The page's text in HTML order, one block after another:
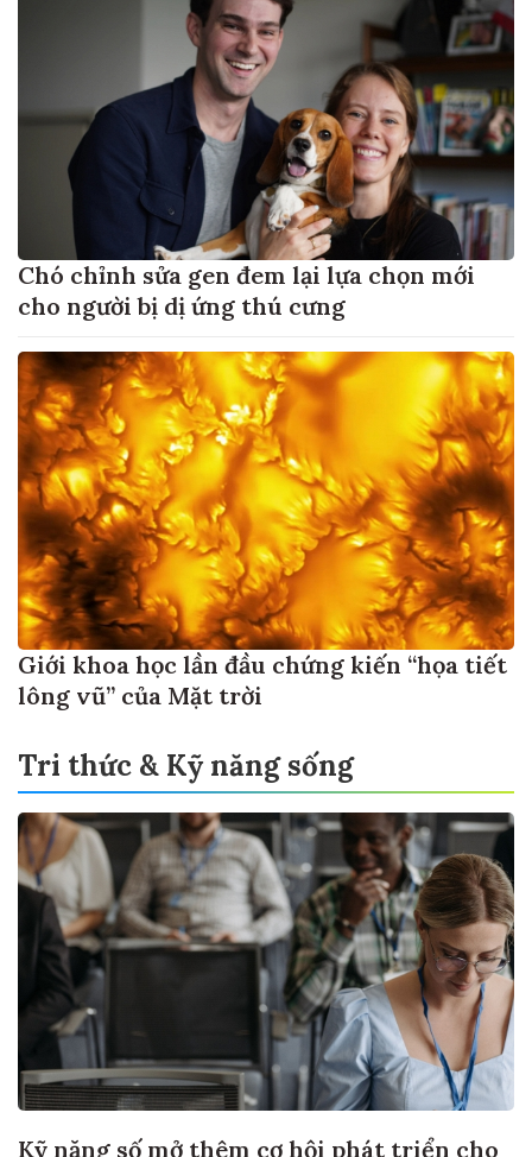
Chó chỉnh sửa gen đem lại lựa chọn mới
cho người bị dị ứng thú cưng
Giới khoa học lần đầu chứng kiến “họa tiết
lông vũ” của Mặt trời
Tri thức & Kỹ năng sống
Kỹ năng số mở thêm cơ hội phát triển cho